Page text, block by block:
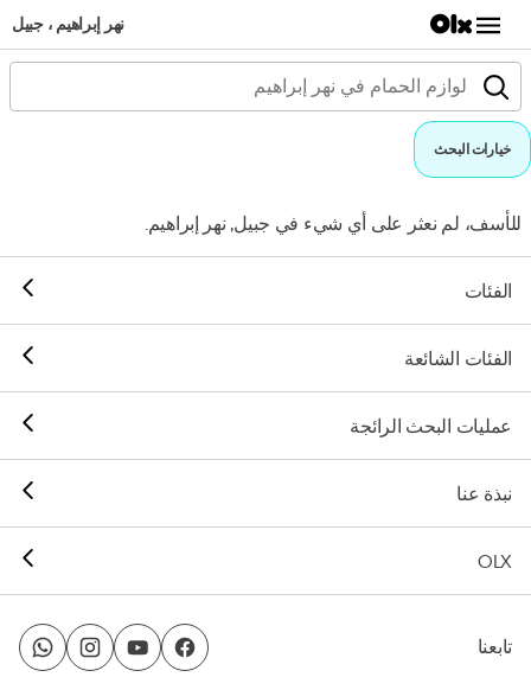
نهر إبراهيم ، جبيل
خيارات البحث
للأسف، لم نعثر على أي شيء في جبيل, نهر إبراهيم.
الفئات
الفئات الشائعة
عمليات البحث الرائجة
نبذة عنا
OLX
تابعنا